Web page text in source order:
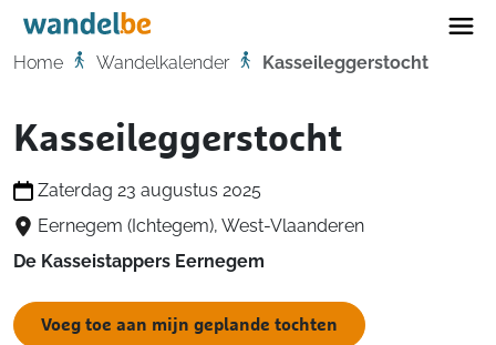
Home
Home Wandelkalender Kasseileggerstocht
Kasseileggerstocht
Zaterdag 23 augustus 2025
Eernegem (Ichtegem), West-Vlaanderen
De Kasseistappers Eernegem
Voeg toe aan mijn geplande tochten